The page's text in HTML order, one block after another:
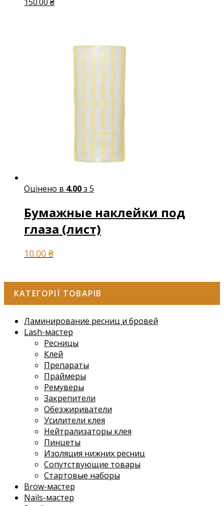
Оцінено в 4.00з 5
Бумажные наклейки под
глаза (лист)
10.00 ₴
КАТЕГОРІЇ ТОВАРІВ
Ламинирование ресниц и бровей
Lash-мастер
Ресницы
Клей
Препараты
Праймеры
Ремуверы
Закрепители
Обезжириватели
Усилители клея
Нейтрализаторы клея
Пинцеты
Изоляция нижних ресниц
Сопутствующие товары
Стартовые наборы
Brow-мастер
Nails-мастер